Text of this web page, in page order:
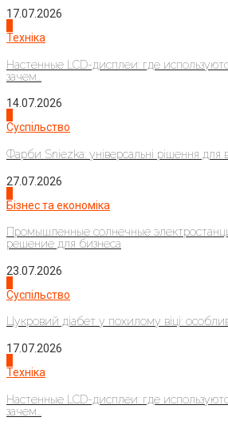
17.07.2026
Техніка
Настенные LCD-дисплеи: где
зачем...
14.07.2026
Суспільство
Фарби Sniezka: універсальні рішення для
27.07.2026
Бізнес та економіка
Промышленные солнечные
решение для бизнеса
23.07.2026
Суспільство
Цукровий діабет у похилому віці:
17.07.2026
Техніка
Настенные LCD-дисплеи: где
зачем...